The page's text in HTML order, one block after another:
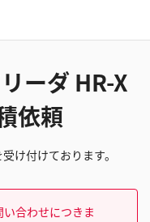
ーダ HR-X
依頼
け付けております。
合わせにつきま